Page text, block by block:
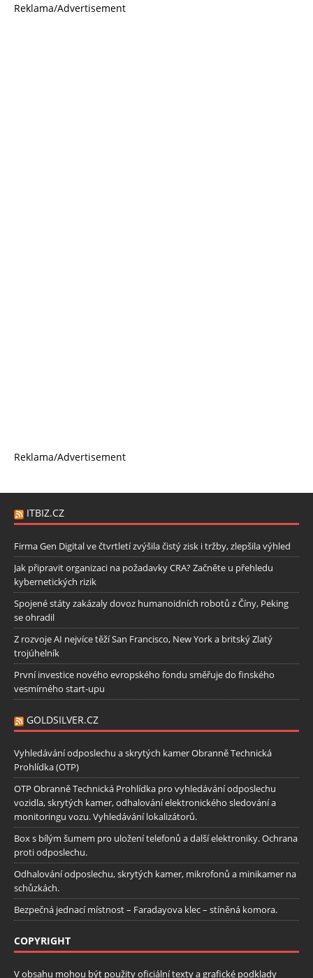
Reklama/Advertisement
Reklama/Advertisement
ITBIZ.CZ
Firma Gen Digital ve čtvrtletí zvýšila čistý zisk i tržby, zlepšila výhled
Jak připravit organizaci na požadavky CRA? Začněte u přehledu
kybernetických rizik
Spojené státy zakázaly dovoz humanoidních robotů z Číny, Peking
se ohradil
Z rozvoje AI nejvíce těží San Francisco, New York a britský Zlatý
trojúhelník
První investice nového evropského fondu směřuje do finského
vesmírného start-upu
GOLDSILVER.CZ
Vyhledávání odposlechu a skrytých kamer Obranně Technická
Prohlídka (OTP)
OTP Obranně Technická Prohlídka pro vyhledávání odposlechu
vozidla, skrytých kamer, odhalování elektronického sledování a
monitoringu vozu. Vyhledávání lokalizátorů.
Box s bílým šumem pro uložení telefonů a další elektroniky. Ochrana
proti odposlechu.
Odhalování odposlechu, skrytých kamer, mikrofonů a minikamer na
schůzkách.
Bezpečná jednací místnost – Faradayova klec – stíněná komora.
COPYRIGHT
V obsahu mohou být použity oficiální texty a grafické podklady